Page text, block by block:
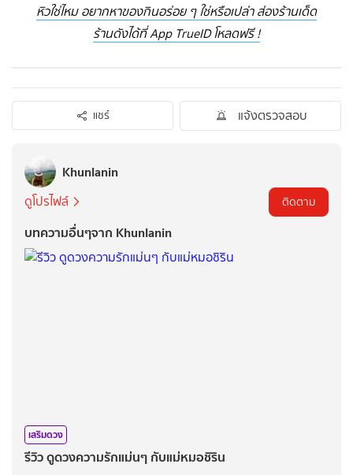
หิวใช่ไหม อยากหาของกินอร่อย ๆ ใช่หรือเปล่า ส่องร้านเด็ด
ร้านดังได้ที่ App TrueID โหลดฟรี !
แชร์ แจ้งตรวจสอบ
Khunlanin
ดูโปรไฟล์ ติดตาม
บทความอื่นๆจาก Khunlanin
เสริมดวง
รีวิว ดูดวงความรักแม่นๆ กับแม่หมอชิริน